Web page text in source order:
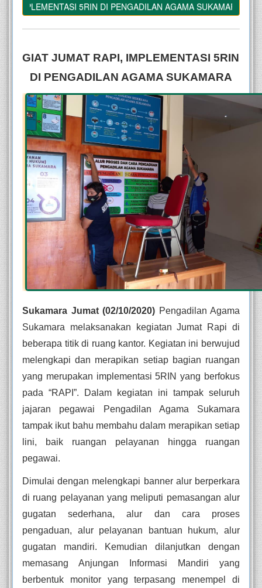
5RIN DI PENGADILAN AGAMA SUKAMARA
GIAT JUMAT RAPI, IMPLEMENTASI 5RIN
DI PENGADILAN AGAMA SUKAMARA
Sukamara Jumat (02/10/2020) Pengadilan Agama
Sukamara melaksanakan kegiatan Jumat Rapi di
beberapa titik di ruang kantor. Kegiatan ini berwujud
melengkapi dan merapikan setiap bagian ruangan
yang merupakan implementasi 5RIN yang berfokus
pada “RAPI”. Dalam kegiatan ini tampak seluruh
jajaran pegawai Pengadilan Agama Sukamara
tampak ikut bahu membahu dalam merapikan setiap
lini, baik ruangan pelayanan hingga ruangan
pegawai.
Dimulai dengan melengkapi banner alur berperkara
di ruang pelayanan yang meliputi pemasangan alur
gugatan sederhana, alur dan cara proses
pengaduan, alur pelayanan bantuan hukum, alur
gugatan mandiri. Kemudian dilanjutkan dengan
memasang Anjungan Informasi Mandiri yang
berbentuk monitor yang terpasang menempel di